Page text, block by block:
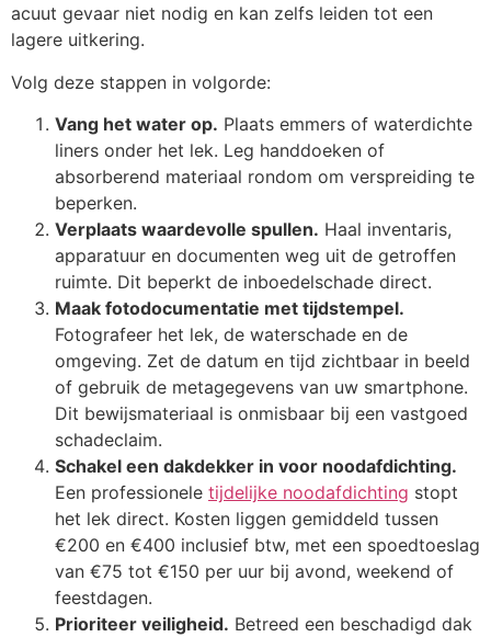
acuut gevaar niet nodig en kan zelfs leiden tot een
lagere uitkering.
Volg deze stappen in volgorde:
Vang het water op. Plaats emmers of waterdichte
liners onder het lek. Leg handdoeken of
absorberend materiaal rondom om verspreiding te
beperken.
Verplaats waardevolle spullen. Haal inventaris,
apparatuur en documenten weg uit de getroffen
ruimte. Dit beperkt de inboedelschade direct.
Maak fotodocumentatie met tijdstempel.
Fotografeer het lek, de waterschade en de
omgeving. Zet de datum en tijd zichtbaar in beeld
of gebruik de metagegevens van uw smartphone.
Dit bewijsmateriaal is onmisbaar bij een vastgoed
schadeclaim.
Schakel een dakdekker in voor noodafdichting.
Een professionele tijdelijke noodafdichting stopt
het lek direct. Kosten liggen gemiddeld tussen
€200 en €400 inclusief btw, met een spoedtoeslag
van €75 tot €150 per uur bij avond, weekend of
feestdagen.
Prioriteer veiligheid. Betreed een beschadigd dak